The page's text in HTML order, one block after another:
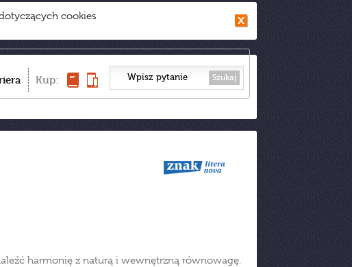
cookies
Kup: Szukaj
harmonię z naturą i wewnętrzną równowagę.